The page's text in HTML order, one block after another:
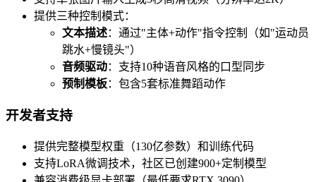
提供三种控制模式：
文本描述：通过"主体+动作"指令控制（如"运动员
跳水+慢镜头"）
音频驱动：支持10种语音风格的口型同步
预制模板：包含5套标准舞蹈动作
开发者支持
提供完整模型权重（130亿参数）和训练代码
支持LoRA微调技术，社区已创建900+定制模型